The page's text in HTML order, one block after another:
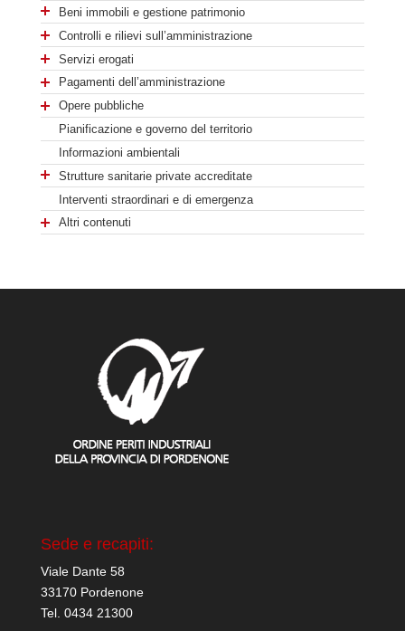
Beni immobili e gestione patrimonio
Controlli e rilievi sull’amministrazione
Servizi erogati
Pagamenti dell’amministrazione
Opere pubbliche
Pianificazione e governo del territorio
Informazioni ambientali
Strutture sanitarie private accreditate
Interventi straordinari e di emergenza
Altri contenuti
Sede e recapiti:
Viale Dante 58
33170 Pordenone
Tel. 0434 21300